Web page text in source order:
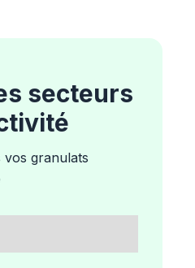
secteurs
granulats